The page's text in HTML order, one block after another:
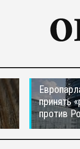
принять
против